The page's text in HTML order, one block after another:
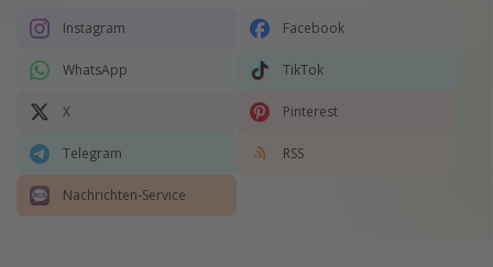
Instagram Facebook
WhatsApp TikTok
X Pinterest
Telegram RSS
Nachrichten-Service